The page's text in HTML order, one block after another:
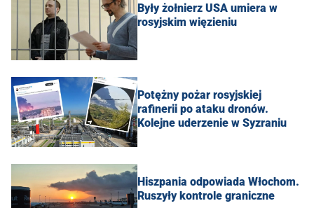
Były żołnierz USA umiera w
rosyjskim więzieniu
Potężny pożar rosyjskiej
rafinerii po ataku dronów.
Kolejne uderzenie w Syzraniu
Hiszpania odpowiada Włochom.
Ruszyły kontrole graniczne